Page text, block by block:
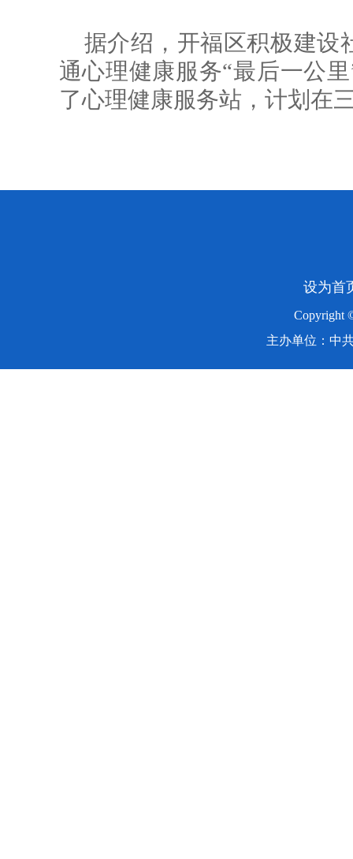
据介绍，开福区积极建设
通心理健康服务“最后一公
了心理健康服务站，计划在
设为首
Copyright
主办单位：中